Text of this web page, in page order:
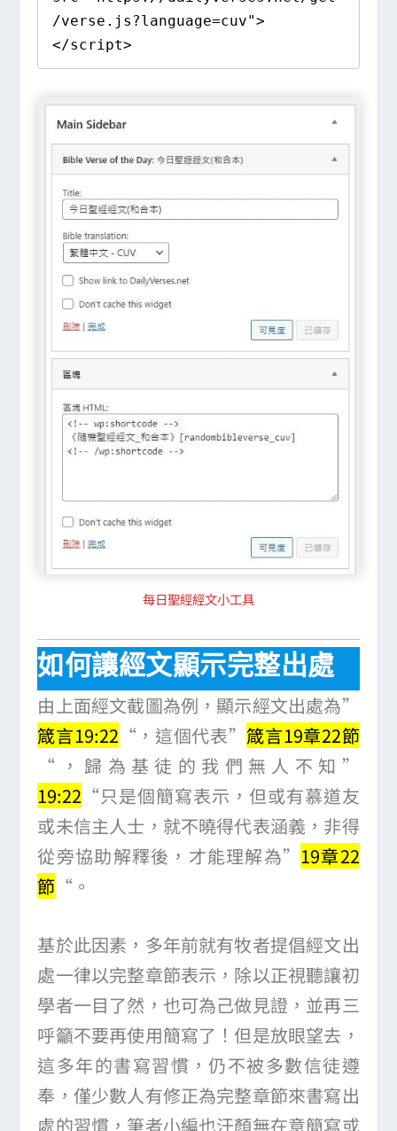
/verse.js?language=cuv">
</script>
每日聖經經文小工具
如何讓經文顯示完整出處
由上面經文截圖為例，顯示經文出處為”
箴言19:22“，這個代表” 箴言19章22節
“，歸為基徒的我們無人不知”
19:22 “只是個簡寫表示，但或有慕道友
或未信主人士，就不曉得代表涵義，非得
從旁協助解釋後，才能理解為” 19章22
節 “。
基於此因素，多年前就有牧者提倡經文出
處一律以完整章節表示，除以正視聽讓初
學者一目了然，也可為己做見證，並再三
呼籲不要再使用簡寫了！但是放眼望去，
這多年的書寫習慣，仍不被多數信徒遵
奉，僅少數人有修正為完整章節來書寫出
處的習慣，筆者小編也汗顏無在意簡寫或